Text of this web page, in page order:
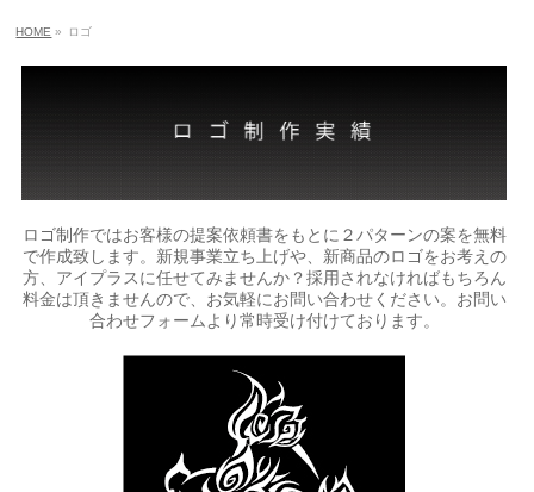
HOME » ロゴ
ロゴ制作ではお客様の提案依頼書をもとに２パターンの案を無料
で作成致します。新規事業立ち上げや、新商品のロゴをお考えの
方、アイプラスに任せてみませんか？採用されなければもちろん
料金は頂きませんので、お気軽にお問い合わせください。お問い
合わせフォームより常時受け付けております。